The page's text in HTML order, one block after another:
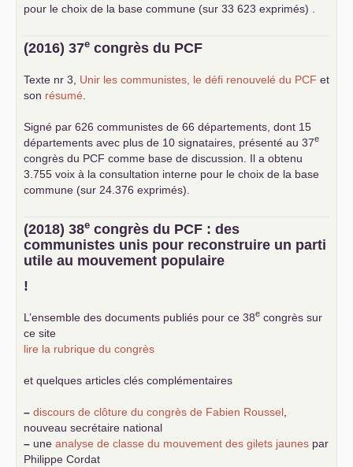
pour le choix de la base commune (sur 33 623 exprimés) .
(2016) 37e congrès du PCF
Texte nr 3, Unir les communistes, le défi renouvelé du PCF et
son résumé
Signé par 626 communistes de 66 départements, dont 15
départements avec plus de 10 signataires, présenté au 37e
congrès du PCF comme base de discussion. Il a obtenu
3.755 voix à la consultation interne pour le choix de la base
commune (sur 24.376 exprimés).
(2018) 38e congrès du PCF : des
communistes unis pour reconstruire un parti
utile au mouvement populaire
!
L’ensemble des documents publiés pour ce 38e congrès sur
ce site
lire la rubrique du congrès
et quelques articles clés complémentaires
– discours de clôture du congrès de Fabien Roussel
nouveau secrétaire national
– une analyse de classe du mouvement des gilets jaunes par
Philippe Cordat